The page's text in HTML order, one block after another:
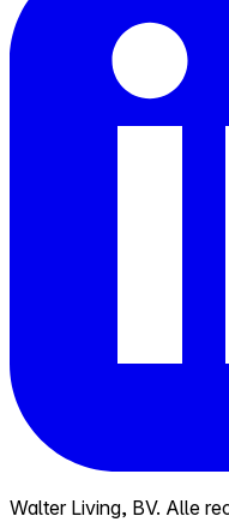
Walter Living, BV. Alle